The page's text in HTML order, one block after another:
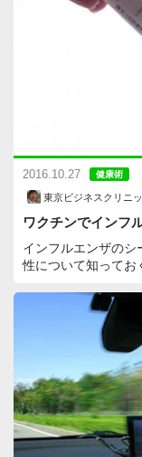
2016.10.27 健康術
東京ビジネスクリニ
ワクチンでインフ
インフルエンザのシ
性について知ってお